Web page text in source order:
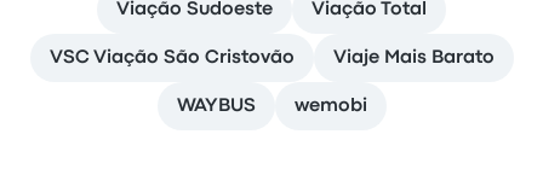
Viação Sudoeste Viação Total
VSC Viação São Cristovão Viaje Mais Barato
WAYBUS wemobi